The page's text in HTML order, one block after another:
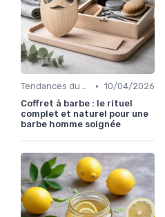
Tendances du Marché Bio • 10/04/2026
Coffret à barbe : le rituel
complet et naturel pour une
barbe homme soignée